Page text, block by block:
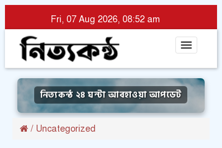
Fri, 07 Aug 2026, 08:52 am
Toggle
নিত্যকন্ঠ ২৪ ঘন্টা আবহাওয়া আপডেট
/ Uncategorized